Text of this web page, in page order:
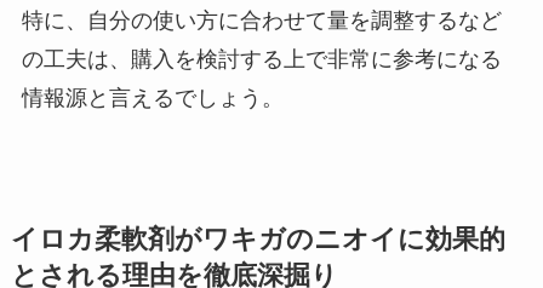
特に、自分の使い方に合わせて量を調整するなど
の工夫は、購入を検討する上で非常に参考になる
情報源と言えるでしょう。
イロカ柔軟剤がワキガのニオイに効果的
とされる理由を徹底深掘り